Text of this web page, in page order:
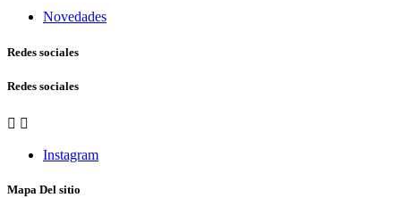
Novedades
Redes sociales
Redes sociales
 
Instagram
Mapa Del sitio